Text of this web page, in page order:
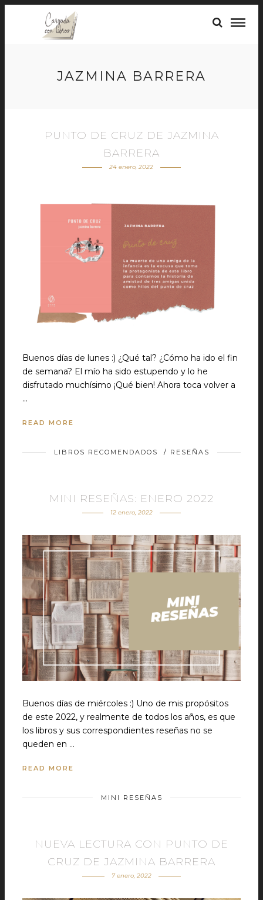
JAZMINA BARRERA
PUNTO DE CRUZ DE JAZMINA
BARRERA
24 enero, 2022
Buenos días de lunes :) ¿Qué tal? ¿Cómo ha ido el fin
de semana? El mío ha sido estupendo y lo he
disfrutado muchísimo ¡Qué bien! Ahora toca volver a
…
READ MORE
LIBROS RECOMENDADOS / RESEÑAS
MINI RESEÑAS: ENERO 2022
12 enero, 2022
Buenos días de miércoles :) Uno de mis propósitos
de este 2022, y realmente de todos los años, es que
los libros y sus correspondientes reseñas no se
queden en …
READ MORE
MINI RESEÑAS
NUEVA LECTURA CON PUNTO DE
CRUZ DE JAZMINA BARRERA
7 enero, 2022